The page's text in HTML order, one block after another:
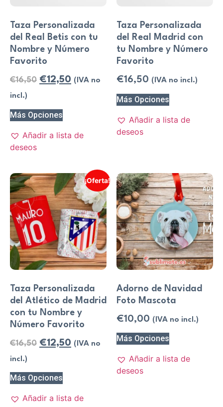
Taza Personalizada
del Real Betis con tu
Nombre y Número
Favorito
€16,50 €12,50 (IVA no
incl.)
Más Opciones
Añadir a lista de
deseos
Taza Personalizada
del Real Madrid con
tu Nombre y Número
Favorito
€16,50 (IVA no incl.)
Más Opciones
Añadir a lista de
deseos
¡Oferta!
Taza Personalizada
del Atlético de Madrid
con tu Nombre y
Número Favorito
€16,50 €12,50 (IVA no
incl.)
Más Opciones
Añadir a lista de
Adorno de Navidad
Foto Mascota
€10,00 (IVA no incl.)
Más Opciones
Añadir a lista de
deseos